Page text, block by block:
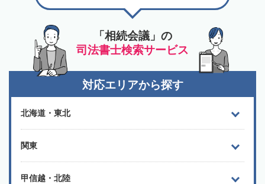
「相続会議」の
司法書士検索サービス
対応エリアから探す
北海道・東北
関東
甲信越・北陸